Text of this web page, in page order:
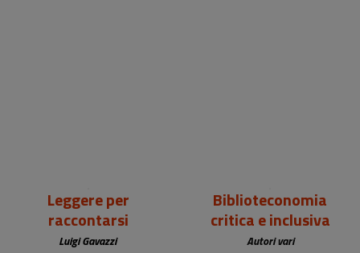
Leggere per
raccontarsi
Luigi Gavazzi
Biblioteconomia
critica e inclusiva
Autori vari